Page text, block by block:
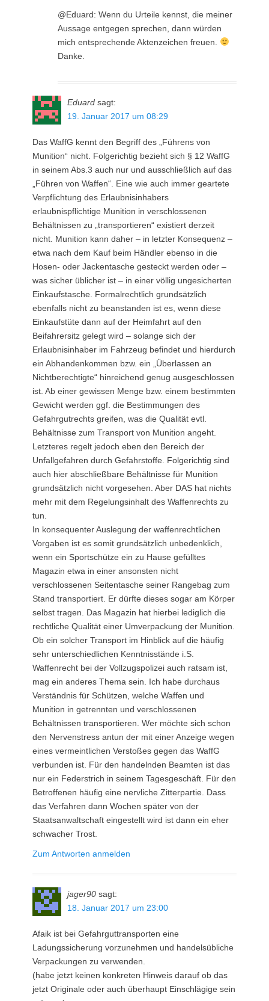
@Eduard: Wenn du Urteile kennst, die meiner
Aussage entgegen sprechen, dann würden
mich entsprechende Aktenzeichen freuen.
Danke.
Eduard sagt:
19. Januar 2017 um 08:29
Das WaffG kennt den Begriff des „Führens von
Munition“ nicht. Folgerichtig bezieht sich § 12 WaffG
in seinem Abs.3 auch nur und ausschließlich auf das
„Führen von Waffen“. Eine wie auch immer geartete
Verpflichtung des Erlaubnisinhabers
erlaubnispflichtige Munition in verschlossenen
Behältnissen zu „transportieren“ existiert derzeit
nicht. Munition kann daher – in letzter Konsequenz –
etwa nach dem Kauf beim Händler ebenso in die
Hosen- oder Jackentasche gesteckt werden oder –
was sicher üblicher ist – in einer völlig ungesicherten
Einkaufstasche. Formalrechtlich grundsätzlich
ebenfalls nicht zu beanstanden ist es, wenn diese
Einkaufstüte dann auf der Heimfahrt auf den
Beifahrersitz gelegt wird – solange sich der
Erlaubnisinhaber im Fahrzeug befindet und hierdurch
ein Abhandenkommen bzw. ein „Überlassen an
Nichtberechtigte“ hinreichend genug ausgeschlossen
ist. Ab einer gewissen Menge bzw. einem bestimmten
Gewicht werden ggf. die Bestimmungen des
Gefahrgutrechts greifen, was die Qualität evtl.
Behältnisse zum Transport von Munition angeht.
Letzteres regelt jedoch eben den Bereich der
Unfallgefahren durch Gefahrstoffe. Folgerichtig sind
auch hier abschließbare Behältnisse für Munition
grundsätzlich nicht vorgesehen. Aber DAS hat nichts
mehr mit dem Regelungsinhalt des Waffenrechts zu
tun.
In konsequenter Auslegung der waffenrechtlichen
Vorgaben ist es somit grundsätzlich unbedenklich,
wenn ein Sportschütze ein zu Hause gefülltes
Magazin etwa in einer ansonsten nicht
verschlossenen Seitentasche seiner Rangebag zum
Stand transportiert. Er dürfte dieses sogar am Körper
selbst tragen. Das Magazin hat hierbei lediglich die
rechtliche Qualität einer Umverpackung der Munition.
Ob ein solcher Transport im Hinblick auf die häufig
sehr unterschiedlichen Kenntnisstände i.S.
Waffenrecht bei der Vollzugspolizei auch ratsam ist,
mag ein anderes Thema sein. Ich habe durchaus
Verständnis für Schützen, welche Waffen und
Munition in getrennten und verschlossenen
Behältnissen transportieren. Wer möchte sich schon
den Nervenstress antun der mit einer Anzeige wegen
eines vermeintlichen Verstoßes gegen das WaffG
verbunden ist. Für den handelnden Beamten ist das
nur ein Federstrich in seinem Tagesgeschäft. Für den
Betroffenen häufig eine nervliche Zitterpartie. Dass
das Verfahren dann Wochen später von der
Staatsanwaltschaft eingestellt wird ist dann ein eher
schwacher Trost.
Zum Antworten anmelden
jager90 sagt:
18. Januar 2017 um 23:00
Afaik ist bei Gefahrguttransporten eine
Ladungssicherung vorzunehmen und handelsübliche
Verpackungen zu verwenden.
(habe jetzt keinen konkreten Hinweis darauf ob das
jetzt Originale oder auch überhaupt Einschlägige sein